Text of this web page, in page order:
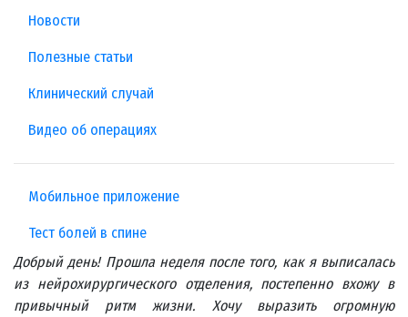
Новости
Полезные статьи
Клинический случай
Видео об операциях
Мобильное приложение
Тест болей в спине
Добрый день! Прошла неделя после того, как я выписалась
из нейрохирургического отделения, постепенно вхожу в
привычный ритм жизни. Хочу выразить огромную